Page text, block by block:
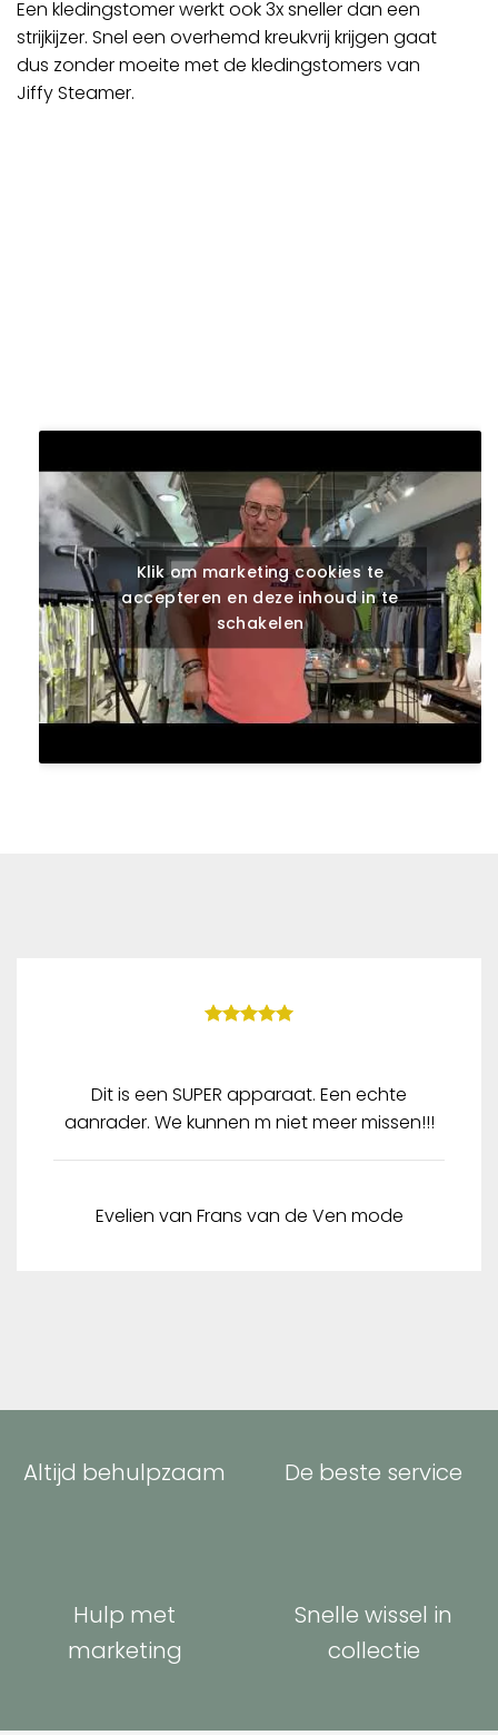
Een kledingstomer werkt ook 3x sneller dan een
strijkijzer. Snel een overhemd kreukvrij krijgen gaat
dus zonder moeite met de kledingstomers van
Jiffy Steamer.
Klik om marketing cookies te
accepteren en deze inhoud in te
schakelen
Dit is een SUPER apparaat. Een echte
aanrader. We kunnen m niet meer missen!!!
Evelien van Frans van de Ven mode
Altijd behulpzaam De beste service
Hulp met
marketing
Snelle wissel in
collectie